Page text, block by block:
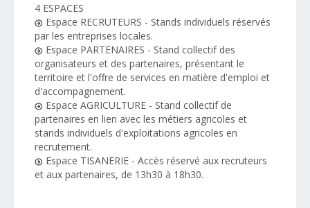
4 ESPACES
Espace RECRUTEURS - Stands individuels réservés
par les entreprises locales.
Espace PARTENAIRES - Stand collectif des
organisateurs et des partenaires, présentant le
territoire et l'offre de services en matière d'emploi et
d'accompagnement.
Espace AGRICULTURE - Stand collectif de
partenaires en lien avec les métiers agricoles et
stands individuels d'exploitations agricoles en
recrutement.
Espace TISANERIE - Accès réservé aux recruteurs
et aux partenaires, de 13h30 à 18h30.